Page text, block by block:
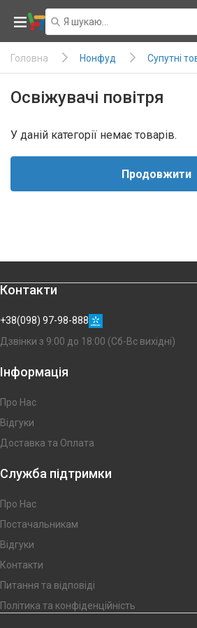
Головна Нонфуд Супутні
Освіжувачі повітря
У даній категорії немає товарів.
Продовжити
Контакти
+38(098) 97-98-888
Дзвінки з 9:00 до 18:00 (Сб-Вс вихідні)
Інформація
Про Нас
Відгуки
Доставка та Оплата
Служба підтримки
Про Нас
Постачальникам
Відгуки
Контакти
Питання та відповіді
Політика та конфіденційність